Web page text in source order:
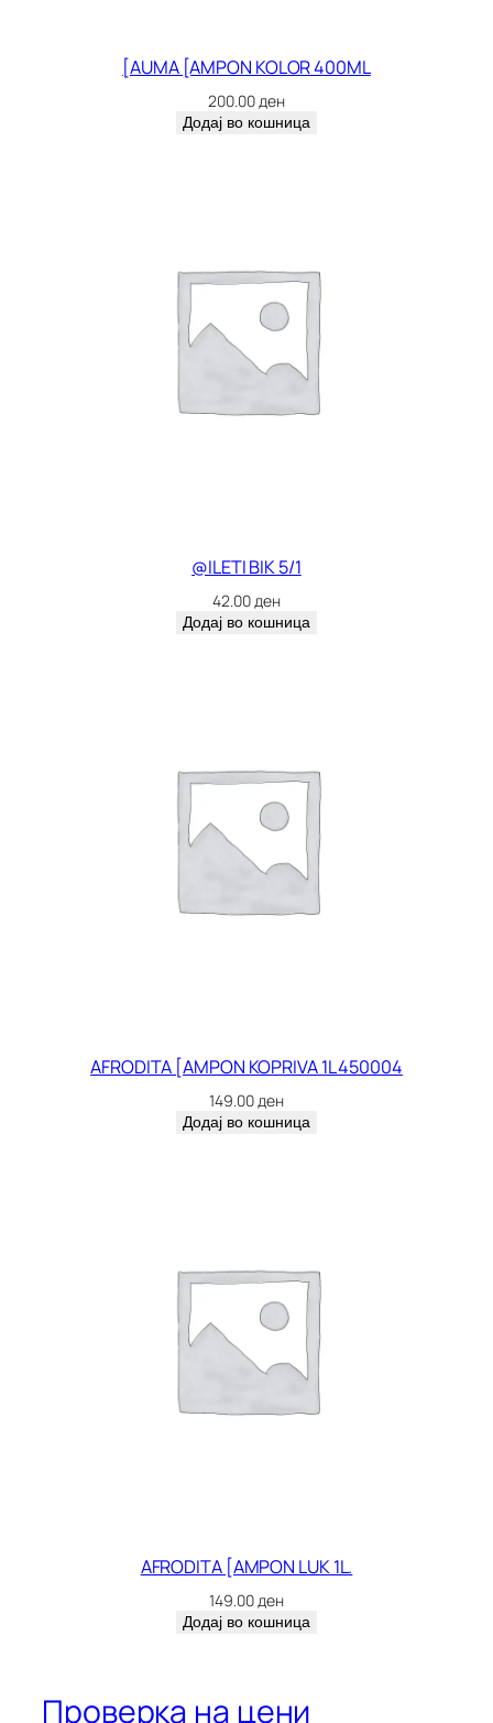
[AUMA [AMPON KOLOR 400ML
200.00ден
Додај во кошница
@ILETI BIK 5/1
42.00ден
Додај во кошница
AFRODITA [AMPON KOPRIVA 1L 450004
149.00ден
Додај во кошница
AFRODITA [AMPON LUK 1L.
149.00ден
Додај во кошница
Проверка на цени